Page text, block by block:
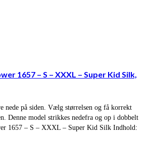
1657 – S – XXXL – Super Kid Silk,
nede på siden. Vælg størrelsen og få korrekt
Denne model strikkes nedefra og op i dobbelt
1657 – S – XXXL – Super Kid Silk Indhold: